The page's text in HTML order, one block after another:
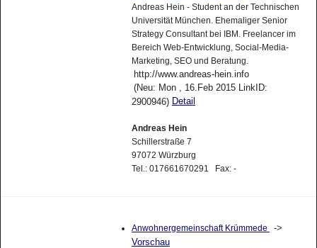
Andreas Hein - Student an der Technischen
Universität München. Ehemaliger Senior
Strategy Consultant bei IBM. Freelancer im
Bereich Web-Entwicklung, Social-Media-
Marketing, SEO und Beratung.
http://www.andreas-hein.info
(Neu: Mon , 16.Feb 2015 LinkID:
2900946) Detail
Andreas Hein
Schillerstraße 7
97072 Würzburg
Tel.: 017661670291 Fax: -
Anwohnergemeinschaft Krümmede
->
Vorschau